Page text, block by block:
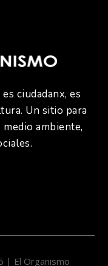
ciudadanx, es
Un sitio para
ambiente,
| El Organismo